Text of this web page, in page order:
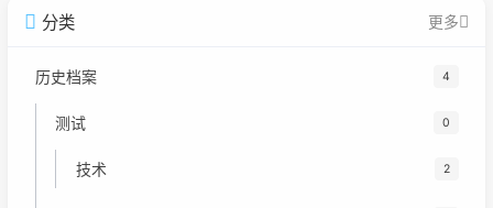
分类 更多
历史档案 4
测试 0
技术 2